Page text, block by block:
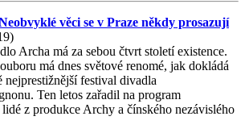
věci se v Praze někdy prosazují
Archa má za sebou čtvrt století existence.
má dnes světové renomé, jak dokládá
nejprestižnější festival divadla
Ten letos zařadil na program
z produkce Archy a čínského nezávislého